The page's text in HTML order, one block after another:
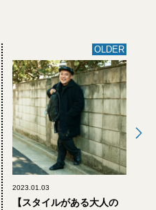
OLDER
2023.01.03
【スタイルがある大人の